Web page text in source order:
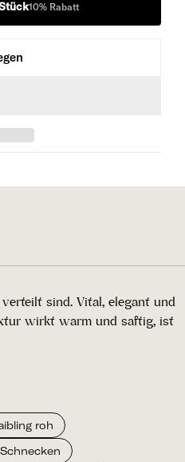
10% Rabatt
2024 verringern
DAC 2024 erhöhen
sind. Vital, elegant und
wirkt warm und saftig, ist
roh